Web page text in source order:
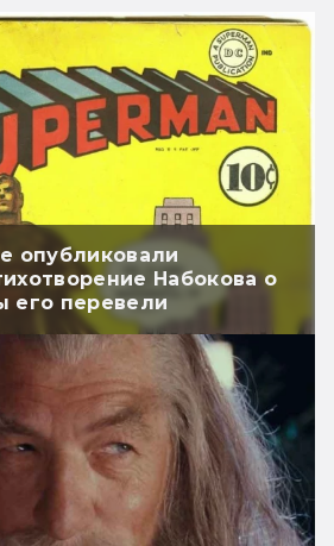
опубликовали
Набокова о
его перевели